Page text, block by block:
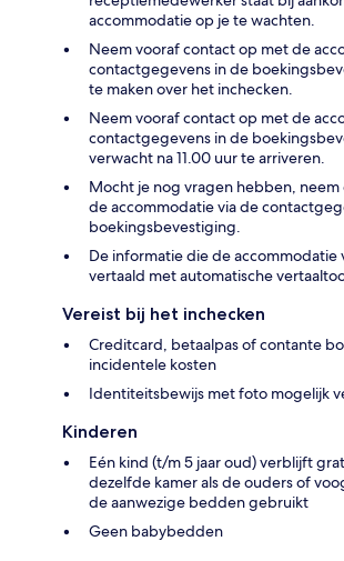
accommodatie op je te wachten.
Neem vooraf contact op met de
contactgegevens in de
te maken over het inchecken.
Neem vooraf contact op met de
contactgegevens in de
verwacht na 11.00 uur te arriveren.
Mocht je nog vragen hebben,
de accommodatie via de
boekingsbevestiging.
De informatie die de accommodatie
vertaald met automatische
Vereist bij het inchecken
Creditcard, betaalpas of contante
incidentele kosten
Identiteitsbewijs met foto mogelijk
Kinderen
Eén kind (t/m 5 jaar oud) verblijft
dezelfde kamer als de ouders of
de aanwezige bedden gebruikt
Geen babybedden